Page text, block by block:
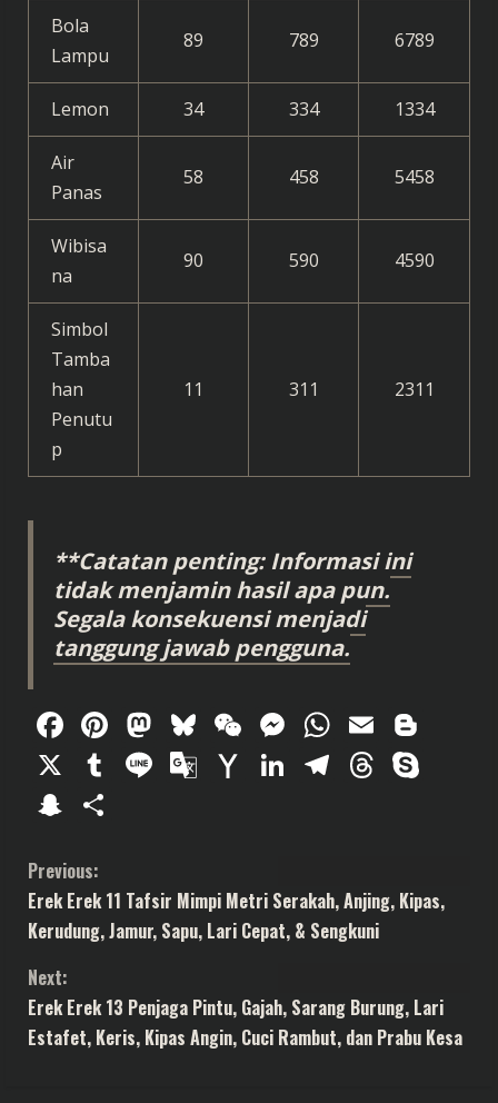
Bola
Lampu
89 789 6789
Lemon 34 334 1334
Air
Panas
58 458 5458
Wibisa
na
90 590 4590
Simbol
Tamba
han
Penutu
p
11 311 2311
**Catatan penting: Informasi ini
tidak menjamin hasil apa pun.
Segala konsekuensi menjadi
tanggung jawab pengguna.
Facebook
Pinterest
Mastodon
Bluesky
WeChat
Messenger
Email
X
Tumblr
LineGoogle
YahooLinkedIn
Telegram
Snapchat
C
o
n
t
Previous:
Erek Erek 11 Tafsir Mimpi Metri Serakah, Anjing, Kipas,
Kerudung, Jamur, Sapu, Lari Cepat, & Sengkuni
Next:
Erek Erek 13 Penjaga Pintu, Gajah, Sarang Burung, Lari
Estafet, Keris, Kipas Angin, Cuci Rambut, dan Prabu Kesa